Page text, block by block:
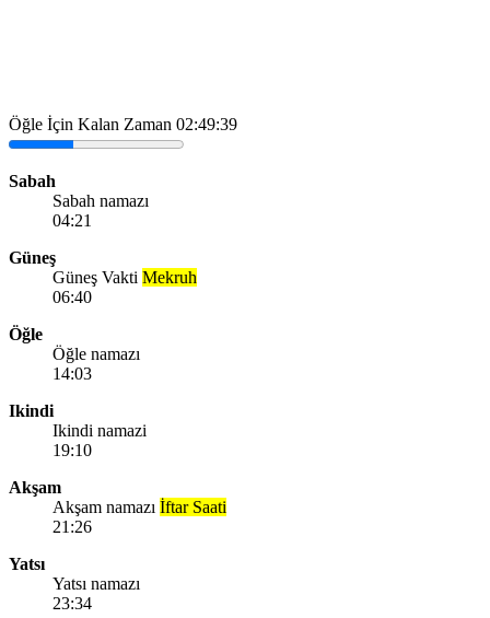
Öğle İçin Kalan Zaman 02:49:39
Sabah
Sabah namazı
04:21
Güneş
Güneş Vakti Mekruh
06:40
Öğle
Öğle namazı
14:03
Ikindi
Ikindi namazi
19:10
Akşam
Akşam namazı İftar Saati
21:26
Yatsı
Yatsı namazı
23:34